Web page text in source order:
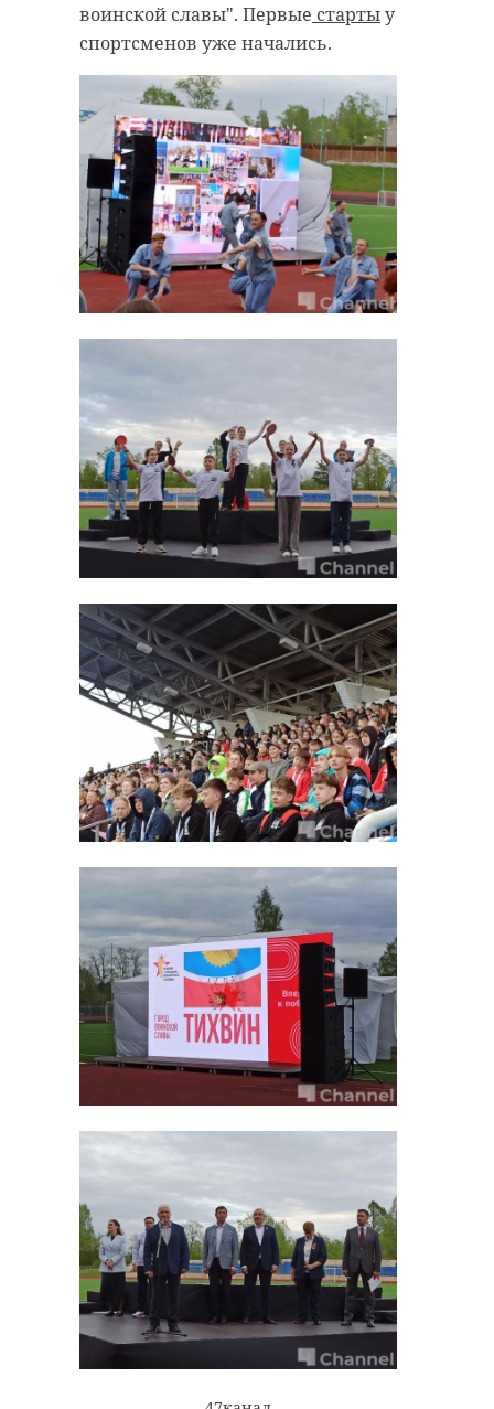
воинской славы". Первые стартыу
спортсменов уже начались.